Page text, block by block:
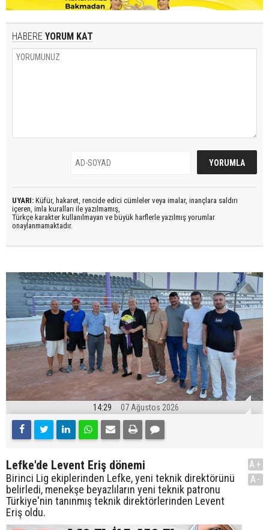
HABERE YORUM KAT
UYARI: Küfür, hakaret, rencide edici cümleler veya imalar, inançlara saldırı
içeren, imla kuralları ile yazılmamış,
Türkçe karakter kullanılmayan ve büyük harflerle yazılmış yorumlar
onaylanmamaktadır.
14:29 07 Ağustos 2026
Lefke'de Levent Eriş dönemi
Birinci Lig ekiplerinden Lefke, yeni teknik direktörünü
belirledi, menekşe beyazlıların yeni teknik patronu
Türkiye'nin tanınmış teknik direktörlerinden Levent
Eriş oldu.
A+
A-